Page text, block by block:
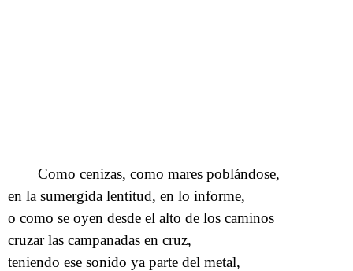
Como cenizas, como mares poblándose,
en la sumergida lentitud, en lo informe,
o como se oyen desde el alto de los caminos
cruzar las campanadas en cruz,
teniendo ese sonido ya parte del metal,